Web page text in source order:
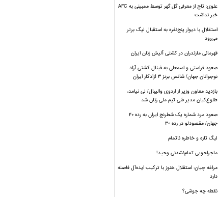
علوی: تاج از معرفی گل گهر توسط ممبینی به AFC
خبر نداشت
استقلال با دیوار پنج‌نفره به استقبال لیگ برتر
می‌رود
قهرمانی مازندران در کشتی آلیش زنان ایران
صعود فراستی و اسمعلی به فینال کشتی آزاد
نوجوانان جهان/ شانس برنز ۳ آزادکار ایران
بازدید معاون وزیر از اردوی والیبال/ لی نیامد،
طلوع‌کیان مدیر فنی تیم ملی زنان شد
صعود مرد شماره یک شطرنج ایران به رده ۲۰
جهان/ مقصودلو در رده ۳۰
لیگ تازه و خاطره ناتمام
ماجراجویی تمام‌نشدنی وحید!
مراغه چیان: استقلال هنوز با ترکیب ایده‌آل فاصله
دارد
نقطه چه جوشی؟